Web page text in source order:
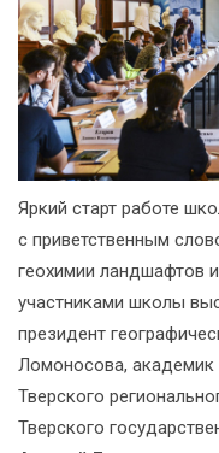
Яркий старт работе
с приветственным
геохимии ландшафтов
участниками школы
президент
Ломоносова, академик
Тверского
Тверского